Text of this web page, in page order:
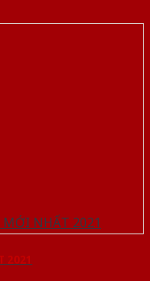
2021